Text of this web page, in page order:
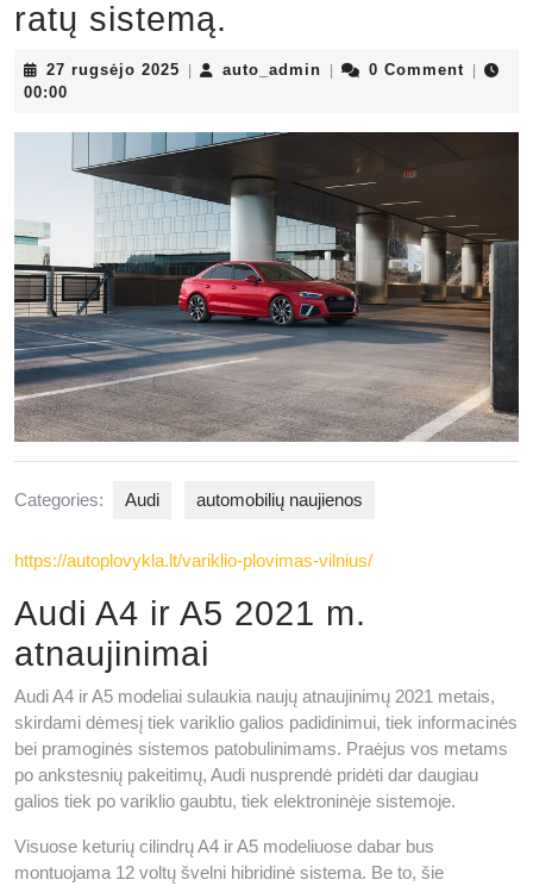
ratų sistemą.
27 rugsėjo 2025 27
auto_admin auto_admin
0 Comment
00:00
Categories: Audi automobilių naujienos
https://autoplovykla.lt/variklio-plovimas-vilnius/
Audi A4 ir A5 2021 m.
atnaujinimai
Audi A4 ir A5 modeliai sulaukia naujų atnaujinimų 2021 metais,
skirdami dėmesį tiek variklio galios padidinimui, tiek informacinės
bei pramoginės sistemos patobulinimams. Praėjus vos metams
po ankstesnių pakeitimų, Audi nusprendė pridėti dar daugiau
galios tiek po variklio gaubtu, tiek elektroninėje sistemoje.
Visuose keturių cilindrų A4 ir A5 modeliuose dabar bus
montuojama 12 voltų švelni hibridinė sistema. Be to, šie